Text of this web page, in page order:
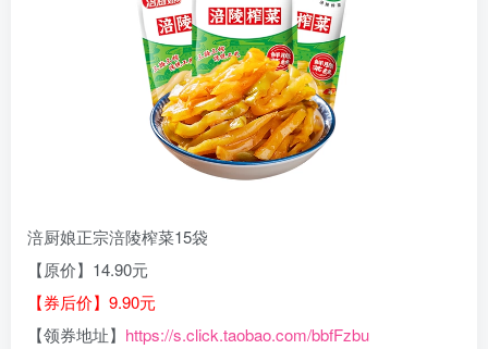
涪厨娘正宗涪陵榨菜15袋
【原价】14.90元
【券后价】9.90元
【领券地址】 https://s.click.taobao.com/bbfFzbu